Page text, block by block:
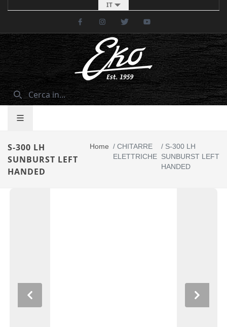
IT
FacebookInstagramTwitter
S-300 LH
SUNBURST LEFT
HANDED
Home /CHITARRE
ELETTRICHE
/S-300 LH
SUNBURST LEFT
HANDED
Previous Next